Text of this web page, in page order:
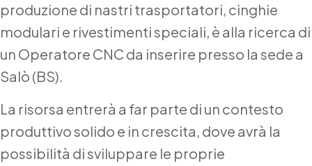
produzione di nastri trasportatori, cinghie
modulari e rivestimenti speciali, è alla ricerca di
un Operatore CNC da inserire presso la sede a
Salò (BS).
La risorsa entrerà a far parte di un contesto
produttivo solido e in crescita, dove avrà la
possibilità di sviluppare le proprie